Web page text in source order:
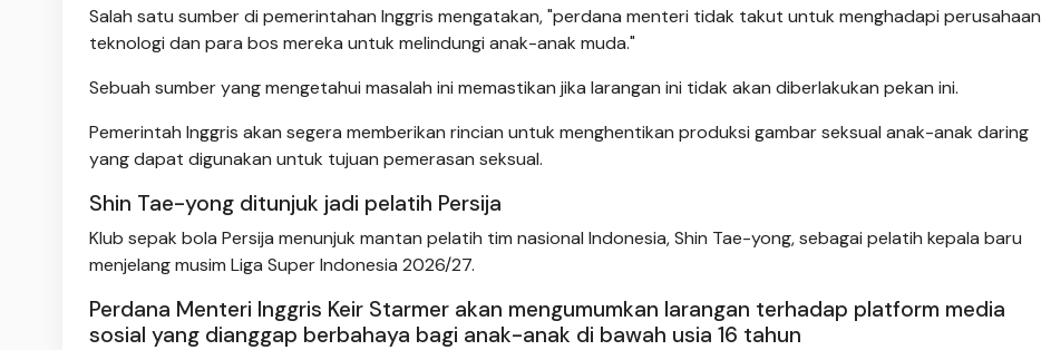
Salah satu sumber di pemerintahan Inggris mengatakan, "perdana menteri tidak takut untuk menghadapi perusahaan
teknologi dan para bos mereka untuk melindungi anak-anak muda."
Sebuah sumber yang mengetahui masalah ini memastikan jika larangan ini tidak akan diberlakukan pekan ini.
Pemerintah Inggris akan segera memberikan rincian untuk menghentikan produksi gambar seksual anak-anak daring
yang dapat digunakan untuk tujuan pemerasan seksual.
Shin Tae-yong ditunjuk jadi pelatih Persija
Klub sepak bola Persija menunjuk mantan pelatih tim nasional Indonesia, Shin Tae-yong, sebagai pelatih kepala baru
menjelang musim Liga Super Indonesia 2026/27.
Perdana Menteri Inggris Keir Starmer akan mengumumkan larangan terhadap platform media
sosial yang dianggap berbahaya bagi anak-anak di bawah usia 16 tahun